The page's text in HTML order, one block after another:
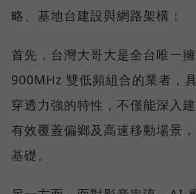
略、基地台建設與網路架構：
首先，台灣大哥大是全台唯一
900MHz 雙低頻組合的業者，
穿透力強的特性，不僅能深入
有效覆蓋偏鄉及高速移動場景
基礎。